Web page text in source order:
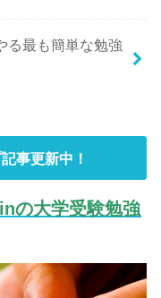
る最も簡単な勉強
事更新中！
の大学受験勉強